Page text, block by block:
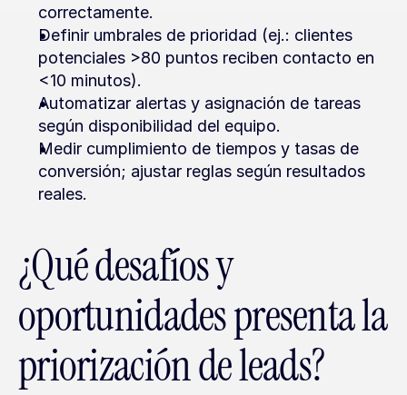
correctamente.
Definir umbrales de prioridad (ej.: clientes
potenciales >80 puntos reciben contacto en
<10 minutos).
Automatizar alertas y asignación de tareas
según disponibilidad del equipo.
Medir cumplimiento de tiempos y tasas de
conversión; ajustar reglas según resultados
reales.
¿Qué desafíos y
oportunidades presenta la
priorización de leads?